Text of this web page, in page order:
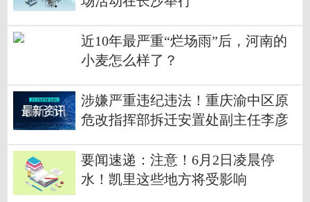
近10年最严重“烂场雨”后，河南的
小麦怎么样了？
涉嫌严重违纪违法！重庆渝中区原
危改指挥部拆迁安置处副主任李彦
要闻速递：注意！6月2日凌晨停
水！凯里这些地方将受影响